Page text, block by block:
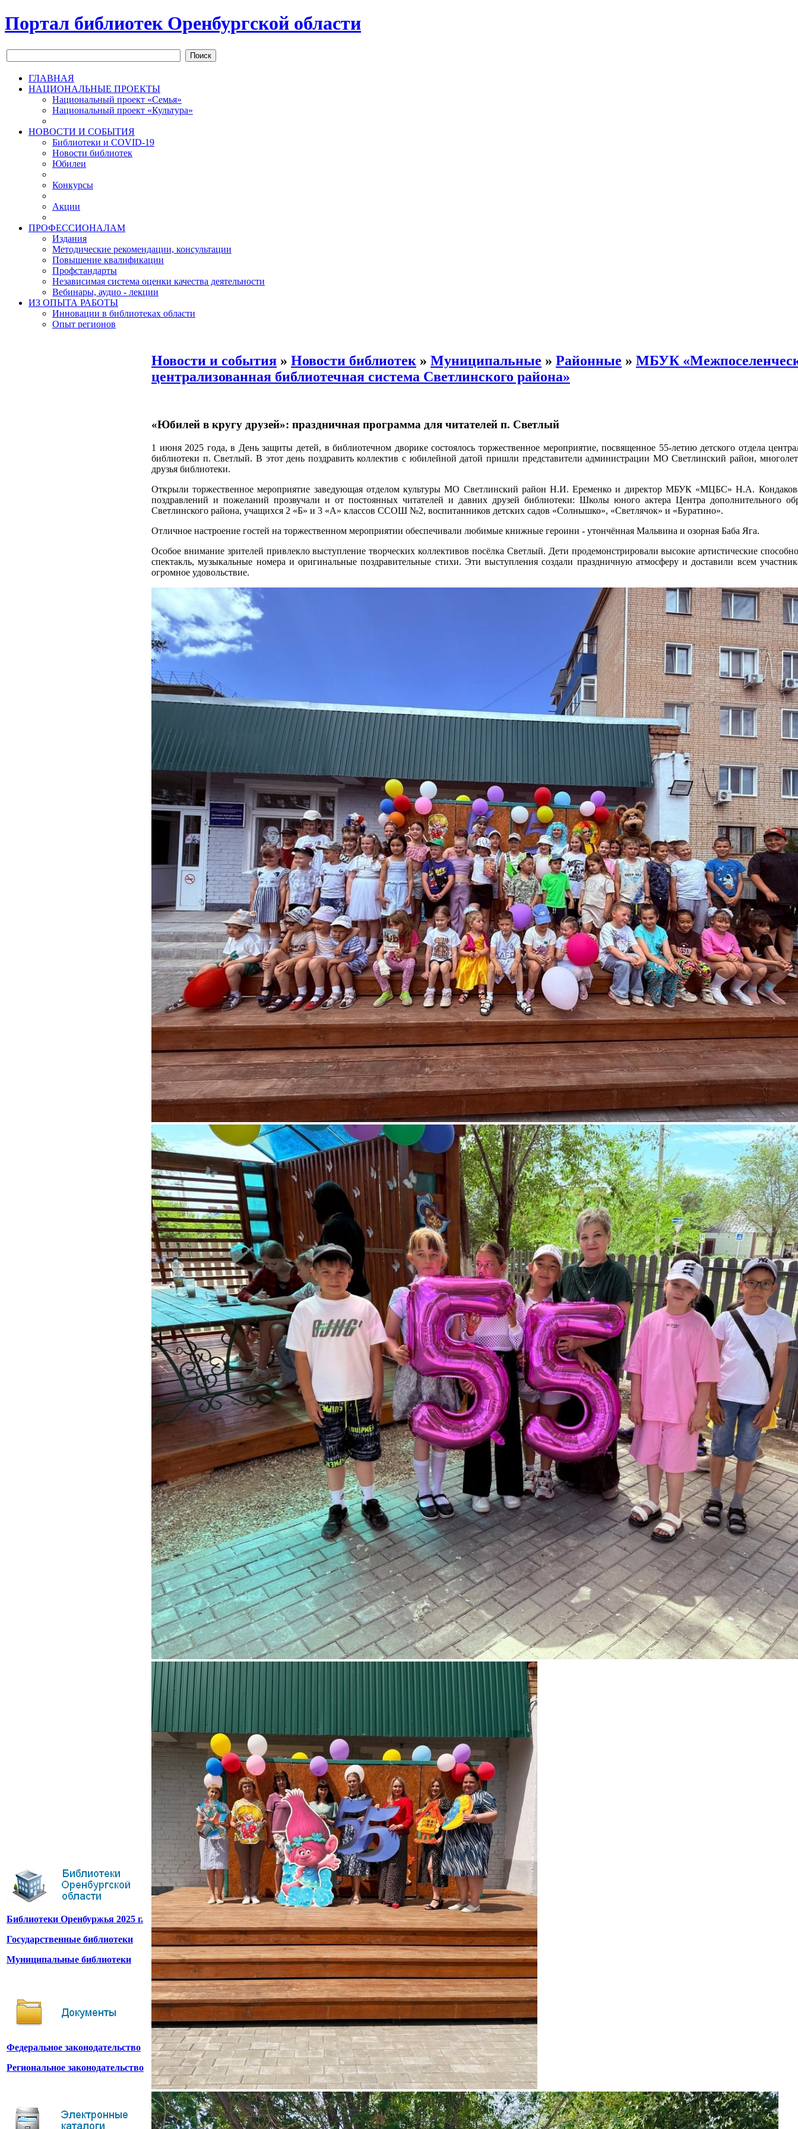
Портал библиотек Оренбургской области
Поиск
ГЛАВНАЯ
НАЦИОНАЛЬНЫЕ ПРОЕКТЫ
Национальный проект «Семья»
Национальный проект «Культура»
НОВОСТИ И СОБЫТИЯ
Библиотеки и COVID-19
Новости библиотек
Юбилеи
Конкурсы
Акции
ПРОФЕССИОНАЛАМ
Издания
Методические рекомендации, консультации
Повышение квалификации
Профстандарты
Независимая система оценки качества деятельности
Вебинары, аудио - лекции
ИЗ ОПЫТА РАБОТЫ
Инновации в библиотеках области
Опыт регионов
Библиотеки Оренбуржья 2025 г.
Государственные библиотеки
Муниципальные библиотеки
Федеральное законодательство
Региональное законодательство
Новости и события » Новости библиотек » Муниципальные » Районные » МБУК
централизованная библиотечная система Светлинского района»
«Юбилей в кругу друзей»: праздничная программа для читателей п. Светлый
1 июня 2025 года, в День защиты детей, в библиотечном дворике состоялось торжественное мероприятие, посвященное 55-летию детского отдела
библиотеки п. Светлый. В этот день поздравить коллектив с юбилейной датой пришли представители администрации МО Светлинский район,
друзья библиотеки.
Открыли торжественное мероприятие заведующая отделом культуры МО Светлинский район Н.И. Еременко и директор МБУК «МЦБС» Н.А.
поздравлений и пожеланий прозвучали и от постоянных читателей и давних друзей библиотеки: Школы юного актера Центра дополнительного
Светлинского района, учащихся 2 «Б» и 3 «А» классов ССОШ №2, воспитанников детских садов «Солнышко», «Светлячок» и «Буратино».
Отличное настроение гостей на торжественном мероприятии обеспечивали любимые книжные героини - утончённая Мальвина и озорная Баба Яга.
Особое внимание зрителей привлекло выступление творческих коллективов посёлка Светлый. Дети продемонстрировали высокие артистические
спектакль, музыкальные номера и оригинальные поздравительные стихи. Эти выступления создали праздничную атмосферу и доставили всем
огромное удовольствие.